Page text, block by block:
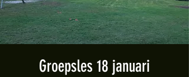
Groepsles 18 januari